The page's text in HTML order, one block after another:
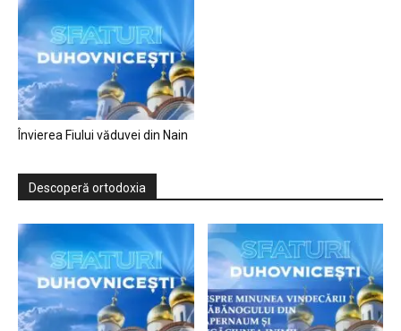
Învierea Fiului văduvei din Nain
Descoperă ortodoxia